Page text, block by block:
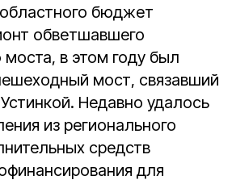
бюджет
обветшавшего
в этом году был
мост, связавший
Недавно удалось
из регионального
средств
для